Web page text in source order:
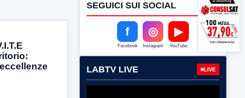
SEGUICI SUI SOCIAL
f
Facebook
◎
Instagram
▶
YouTube
LABTV LIVE LIVE